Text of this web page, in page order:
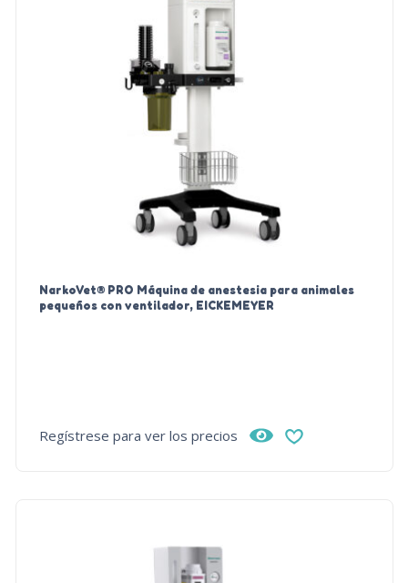
NarkoVet® PRO Máquina de anestesia para animales
pequeños con ventilador, EICKEMEYER
Regístrese para ver los precios